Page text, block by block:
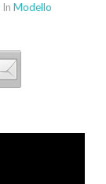
In Modello